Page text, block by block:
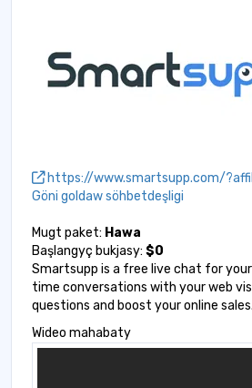
https://www.smartsupp.com/
Göni goldaw söhbetdeşligi
Mugt paket: Hawa
Başlangyç bukjasy: $0
Smartsupp is a free live chat for
time conversations with your web
questions and boost your online sales.
Wideo mahabaty